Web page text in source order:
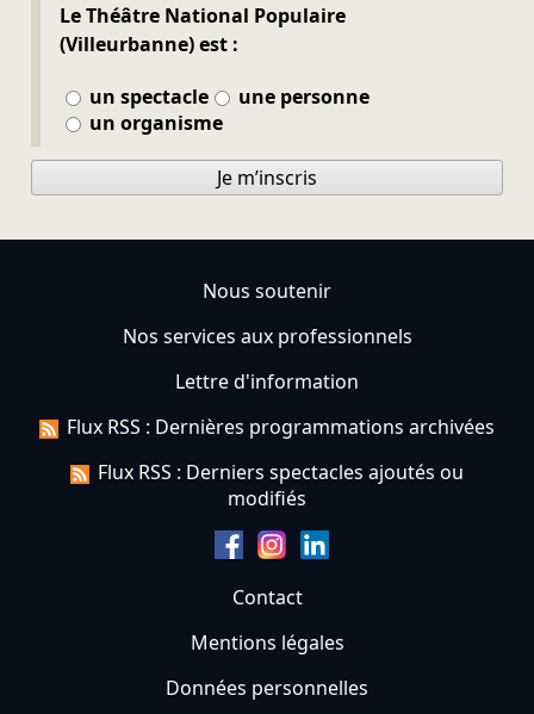
Le Théâtre National Populaire
(Villeurbanne) est :
un spectacle
une personne
un organisme
Je m’inscris
Nous soutenir
Nos services aux professionnels
Lettre d'information
Flux RSS : Dernières programmations archivées
Flux RSS : Derniers spectacles ajoutés ou
modifiés
Contact
Mentions légales
Données personnelles